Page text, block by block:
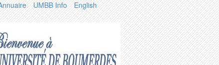
UMBB Info
English